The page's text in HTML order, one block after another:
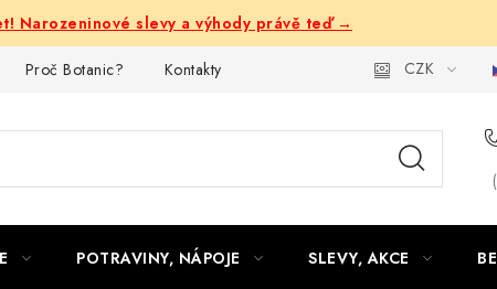
Narozeninové slevy a výhody právě teď →
Proč Botanic? Kontakty CZK
POTRAVINY, NÁPOJE SLEVY, AKCE